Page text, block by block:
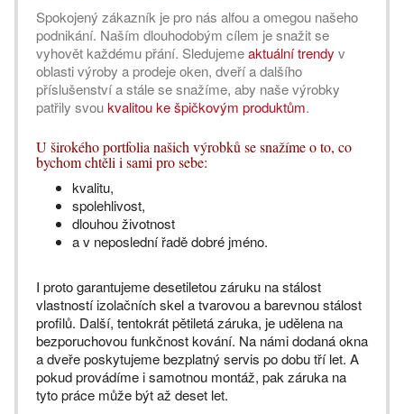
Spokojený zákazník je pro nás alfou a omegou našeho
podnikání. Naším dlouhodobým cílem je snažit se
vyhovět každému přání. Sledujemeaktuální trendy v
oblasti výroby a prodeje oken, dveří a dalšího
příslušenství a stále se snažíme, aby naše výrobky
patřily svoukvalitou ke špičkovým produktům.
U širokého portfolia našich výrobků se snažíme o to, co
bychom chtěli i sami pro sebe:
kvalitu,
spolehlivost,
dlouhou životnost
a v neposlední řadě dobré jméno.
I proto garantujeme desetiletou záruku na stálost
vlastností izolačních skel a tvarovou a barevnou stálost
profilů. Další, tentokrát pětiletá záruka, je udělena na
bezporuchovou funkčnost kování. Na námi dodaná okna
a dveře poskytujeme bezplatný servis po dobu tří let. A
pokud provádíme i samotnou montáž, pak záruka na
tyto práce může být až deset let.